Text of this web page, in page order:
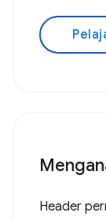
Header